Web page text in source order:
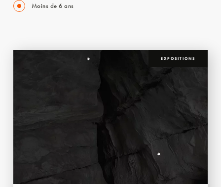
Moins de 6 ans
EXPOSITIONS